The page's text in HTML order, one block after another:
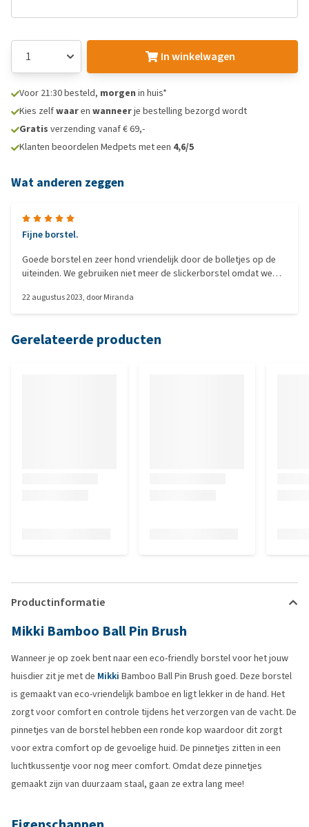
In winkelwagen
Voor 21:30 besteld, morgen in huis*
Kies zelfwaaren wanneerje bestelling bezorgd wordt
Gratis verzending vanaf € 69,-
Klanten beoordelen Medpets met een 4,6/5
Wat anderen zeggen
Fijne borstel.
Goede borstel en zeer hond vriendelijk door de bolletjes op de
uiteinden. We gebruiken niet meer de slickerborstel omdat we
beter toe.
22 augustus 2023, doorMiranda
Gerelateerde producten
Productinformatie
Mikki Bamboo Ball Pin Brush
Wanneer je op zoek bent naar een eco-friendly borstel voor het jouw
huisdier zit je met de Mikki Bamboo Ball Pin Brush goed. Deze borstel
is gemaakt van eco-vriendelijk bamboe en ligt lekker in de hand. Het
zorgt voor comfort en controle tijdens het verzorgen van de vacht. De
pinnetjes van de borstel hebben een ronde kop waardoor dit zorgt
voor extra comfort op de gevoelige huid. De pinnetjes zitten in een
luchtkussentje voor nog meer comfort. Omdat deze pinnetjes
gemaakt zijn van duurzaam staal, gaan ze extra lang mee!